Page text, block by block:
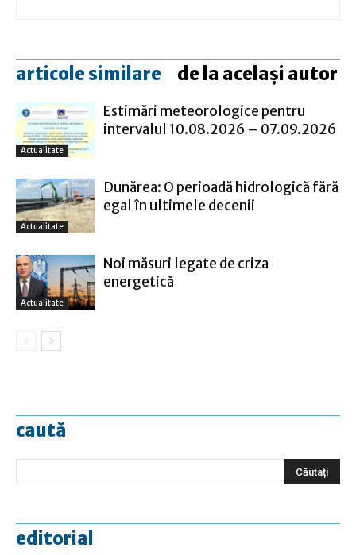
articole similare de la același autor
Actualitate
Estimări meteorologice pentru
intervalul 10.08.2026 – 07.09.2026
Actualitate
Dunărea: O perioadă hidrologică fără
egal în ultimele decenii
Actualitate
Noi măsuri legate de criza
energetică
caută
editorial